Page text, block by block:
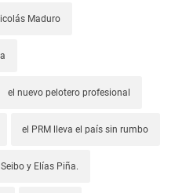
Maduro
el nuevo pelotero profesional
el PRM lleva el país sin rumbo
Seibo y Elías Piña.